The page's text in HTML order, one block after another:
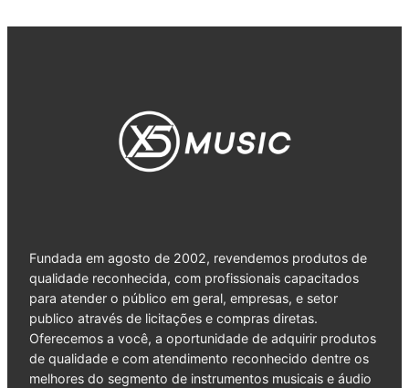
Fundada em agosto de 2002, revendemos produtos de
qualidade reconhecida, com profissionais capacitados
para atender o público em geral, empresas, e setor
publico através de licitações e compras diretas.
Oferecemos a você, a oportunidade de adquirir produtos
de qualidade e com atendimento reconhecido dentre os
melhores do segmento de instrumentos musicais e áudio